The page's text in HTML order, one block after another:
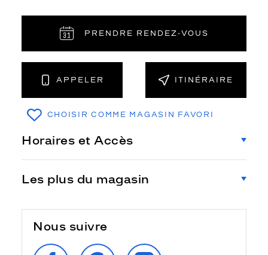
PRENDRE RENDEZ‑VOUS
APPELER ITINÉRAIRE
CHOISIR COMME MAGASIN FAVORI
Horaires et Accès
Les plus du magasin
Nous suivre
SUIVEZ‑NOUSRETROUVEZ‑NOUS
SUIVEZ‑NOUS